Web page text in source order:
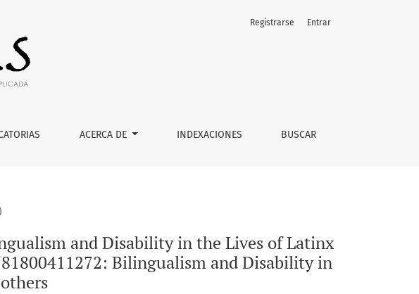
of Latinx Mothers. Bristol: Multilingual Matters. 208 pages. ISBN:
ACERCA DE INDEXACIONES BUSCAR
Registrarse Entrar
and Disability in the Lives of Latinx
Bilingualism and Disability in